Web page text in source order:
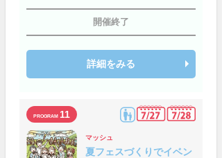
開催終了
詳細をみる
11
マッシュ
夏フェスづくりでイベン